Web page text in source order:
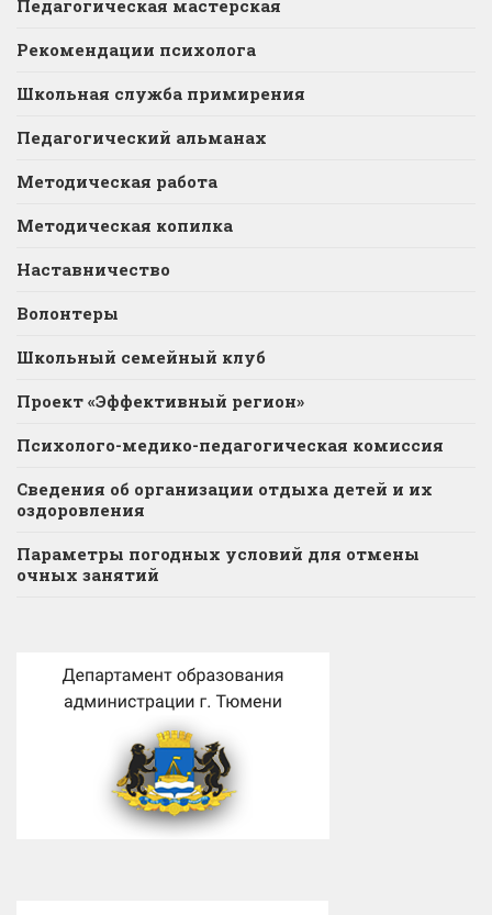
Педагогическая мастерская
Рекомендации психолога
Школьная служба примирения
Педагогический альманах
Методическая работа
Методическая копилка
Наставничество
Волонтеры
Школьный семейный клуб
Проект «Эффективный регион»
Психолого-медико-педагогическая комиссия
Сведения об организации отдыха детей и их
оздоровления
Параметры погодных условий для отмены
очных занятий